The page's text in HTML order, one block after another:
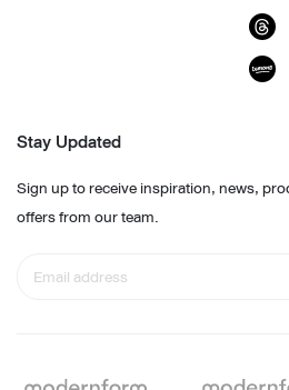
Stay Updated
Sign up to receive inspiration, news,
offers from our team.